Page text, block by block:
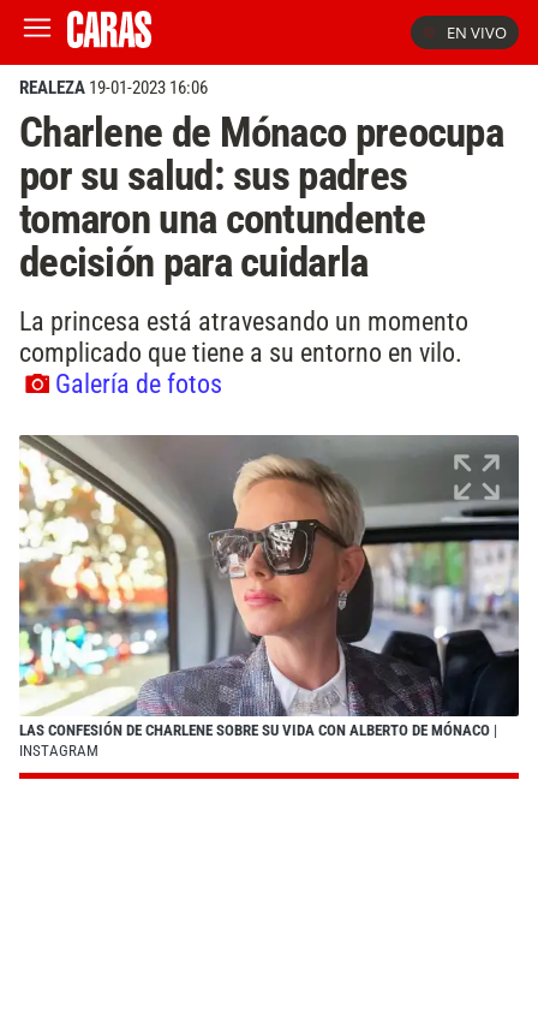
EN VIVO
REALEZA 19-01-2023 16:06
Charlene de Mónaco preocupa
por su salud: sus padres
tomaron una contundente
decisión para cuidarla
La princesa está atravesando un momento
complicado que tiene a su entorno en vilo.
Galería de fotos
LAS CONFESIÓN DE CHARLENE SOBRE SU VIDA CON ALBERTO DE MÓNACO |
INSTAGRAM